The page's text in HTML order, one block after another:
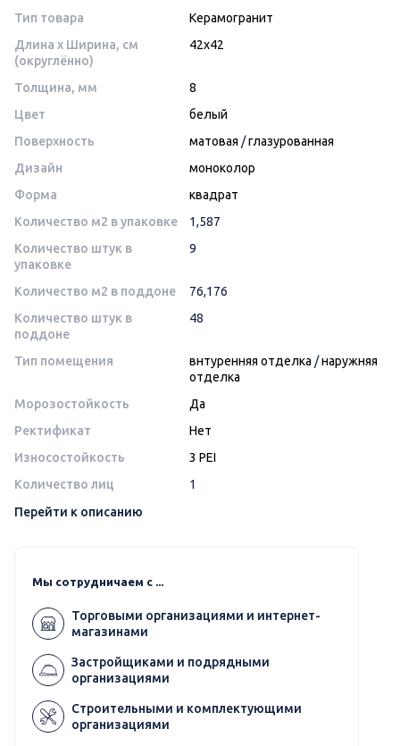
Тип товара
Керамогранит
Длина x Ширина, см
(округлённо)
42х42
Толщина, мм
8
Цвет
белый
Поверхность
матовая /глазурованная
Дизайн
моноколор
Форма
квадрат
Количество м2 в упаковке
1,587
Количество штук в
упаковке
9
Количество м2 в поддоне
76,176
Количество штук в
поддоне
48
Тип помещения внтуренняя отделка /наружняя
отделка
Морозостойкость
Да
Ректификат
Нет
Износостойкость
3 PEI
Количество лиц
1
Перейти к описанию
Мы сотрудничаем с ...
Торговыми организациями и интернет-
магазинами
Застройщиками и подрядными
организациями
Строительными и комплектующими
организациями